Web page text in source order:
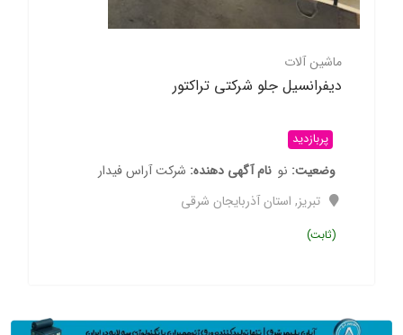
ماشین آلات
دیفرانسیل جلو شرکتی تراکتور
پربازدید
وضعیت نو نام آگهی دهنده شرکت آراس فیدار
تبریز, استان آذربایجان شرقی
(ثابت)